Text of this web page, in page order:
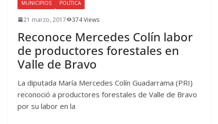
MUNICIPIOS POLÍTICA
21 marzo, 2017 374 Views
Reconoce Mercedes Colín labor
de productores forestales en
Valle de Bravo
La diputada María Mercedes Colín Guadarrama (PRI)
reconoció a productores forestales de Valle de Bravo
por su labor en la